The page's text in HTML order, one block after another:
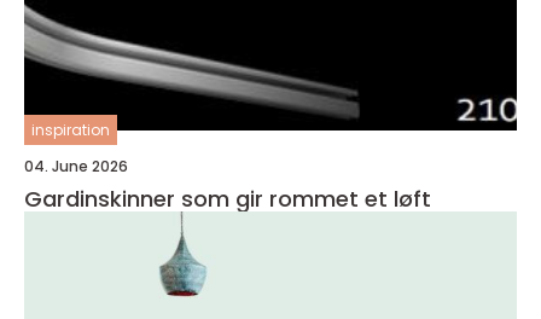
inspiration
04. June 2026
Gardinskinner som gir rommet et løft